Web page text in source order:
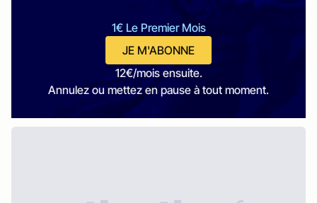
1€ Le Premier Mois
JE M'ABONNE
12€/mois ensuite.
Annulez ou mettez en pause à tout moment.